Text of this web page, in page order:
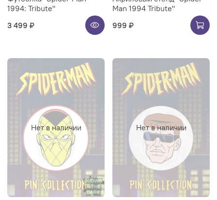
1994: Tribute"
3 499 ₽
Man 1994 Tribute"
999 ₽
Нет в наличии Нет в наличии